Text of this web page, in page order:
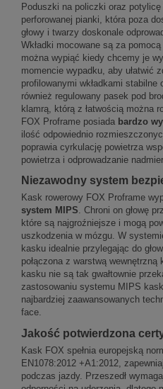
Poduszki na policzki oraz
perforowanej pianki, która poza
głowy i twarzy doskonale
Wkładki mocowane są za
można wypiąć kiedy chcemy je
momencie wypadku, aby ułatwić
profilowanymi wkładkami
również regulowany pasek pod
klamrą, którą z łatwością można
FOX Proframe posiada bardzo
ilość odpowiednio
poprawia cyrkulację powietrza
powietrza i odprowadzanie
Niezawodny system
Kask rowerowy FOX Proframe
system MIPS. Chroni on głowę
które są najgroźniejsze i mogą
uszkodzenia w mózgu. W
kasku idealnie przylegając do
połączona z warstwą
kasku nie są tak gwałtownie
zastosowaniu systemu MIPS
najbardziej zaawansowanych
face.
Jakość potwierdzona
Kask FOX spełnia europejską
EN1078:2012 +A1:2012,
podczas jazdy. Przeszedł